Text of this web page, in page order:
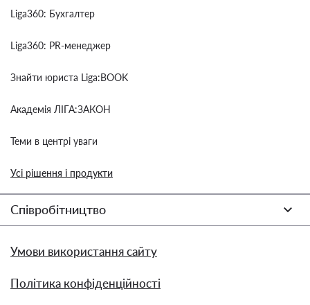
Liga360: Бухгалтер
Liga360: PR-менеджер
Знайти юриста Liga:BOOK
Академія ЛІГА:ЗАКОН
Теми в центрі уваги
Усі рішення і продукти
Співробітництво
Умови використання сайту
Політика конфіденційності